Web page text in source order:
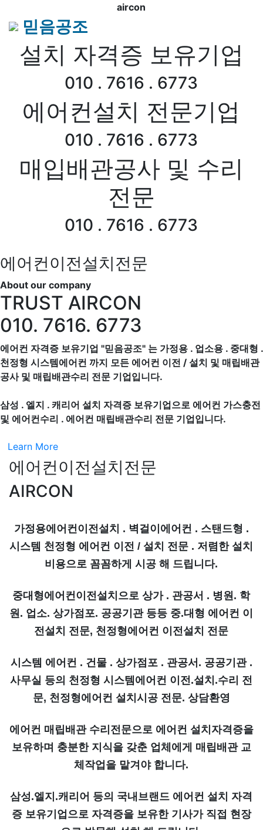
aircon
믿음공조
설치 자격증 보유기업
010 . 7616 . 6773
에어컨설치 전문기업
010 . 7616 . 6773
매입배관공사 및 수리
전문
010 . 7616 . 6773
에어컨이전설치전문
About our company
TRUST AIRCON
010. 7616. 6773
에어컨 자격증 보유기업 "믿음공조" 는 가정용 . 업소용 . 중대형 .
천정형 시스템에어컨 까지 모든 에어컨 이전 / 설치 및 매립배관
공사 및 매립배관수리 전문 기업입니다.
삼성 . 엘지 . 캐리어 설치 자격증 보유기업으로 에어컨 가스충전
및 에어컨수리 . 에어컨 매립배관수리 전문 기업입니다.
Learn More
에어컨이전설치전문
AIRCON
가정용에어컨이전설치 . 벽걸이에어컨 . 스탠드형 .
시스템 천정형 에어컨 이전 / 설치 전문 . 저렴한 설치
비용으로 꼼꼼하게 시공 해 드립니다.
중대형에어컨이전설치으로 상가 . 관공서 . 병원. 학
원. 업소. 상가점포. 공공기관 등등 중.대형 에어컨 이
전설치 전문, 천정형에어컨 이전설치 전문
시스템 에어컨 . 건물 . 상가점포 . 관공서. 공공기관 .
사무실 등의 천정형 시스템에어컨 이전.설치.수리 전
문, 천정형에어컨 설치시공 전문. 상담환영
에어컨 매립배관 수리전문으로 에어컨 설치자격증을
보유하며 충분한 지식을 갖춘 업체에게 매립배관 교
체작업을 맡겨야 합니다.
삼성.엘지.캐리어 등의 국내브랜드 에어컨 설치 자격
증 보유기업으로 자격증을 보유한 기사가 직접 현장